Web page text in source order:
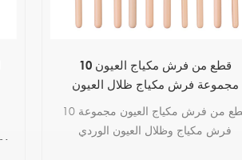
10 قطع من فرش مكياج العيون
مجموعة فرش مكياج ظلال العيون
الوردية
10 قطع من فرش مكياج العيون مجموعة
فرش مكياج وظلال العيون الوردي